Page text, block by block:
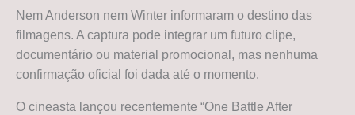
Nem Anderson nem Winter informaram o destino das
filmagens. A captura pode integrar um futuro clipe,
documentário ou material promocional, mas nenhuma
confirmação oficial foi dada até o momento.
O cineasta lançou recentemente “One Battle After